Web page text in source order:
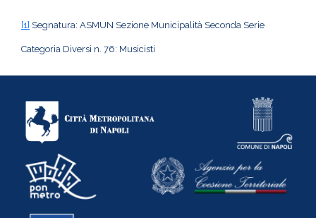
[1] Segnatura: ASMUN Sezione Municipalità Seconda Serie
Categoria Diversi n. 76: Musicisti